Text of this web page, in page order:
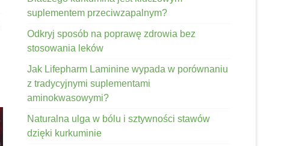
suplementem przeciwzapalnym?
Odkryj sposób na poprawę zdrowia bez
stosowania leków
Jak Lifepharm Laminine wypada w porównaniu
z tradycyjnymi suplementami
aminokwasowymi?
Naturalna ulga w bólu i sztywności stawów
dzięki kurkuminie